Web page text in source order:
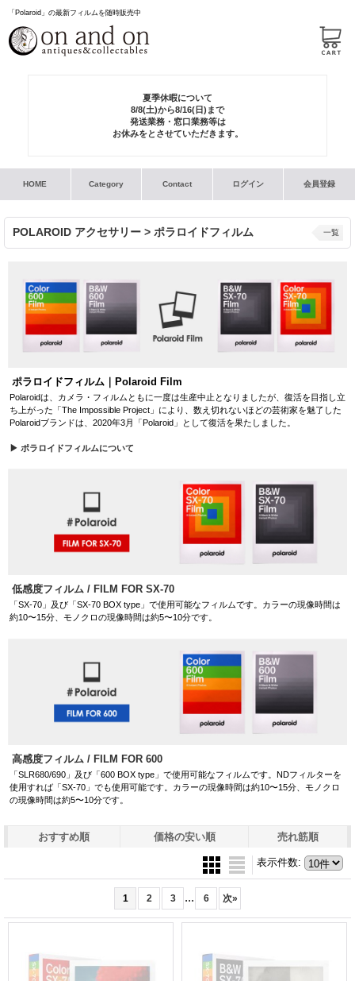
「Polaroid」の最新フィルムを随時販売中
夏季休暇について
8/8(土)から8/16(日)まで
発送業務・窓口業務等は
お休みをとさせていただきます。
HOME Category Contact ログイン 会員登録
POLAROID アクセサリー > ポラロイドフィルム
ポラロイドフィルム｜Polaroid Film
Polaroidは、カメラ・フィルムともに一度は生産中止となりましたが、復活を目指し立
ち上がった「The Impossible Project」により、数え切れないほどの芸術家を魅了した
Polaroidブランドは、2020年3月「Polaroid」として復活を果たしました。
▶ ポラロイドフィルムについて
低感度フィルム / FILM FOR SX-70
「SX-70」及び「SX-70 BOX type」で使用可能なフィルムです。カラーの現像時間は
約10〜15分、モノクロの現像時間は約5〜10分です。
高感度フィルム / FILM FOR 600
「SLR680/690」及び「600 BOX type」で使用可能なフィルムです。NDフィルターを
使用すれば「SX-70」でも使用可能です。カラーの現像時間は約10〜15分、モノクロ
の現像時間は約5〜10分です。
一覧
おすすめ順 価格の安い順 売れ筋順
表示件数:
1 2 3 ... 6 次»